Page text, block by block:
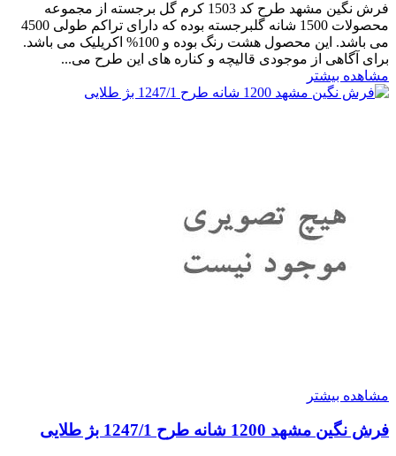
فرش نگین مشهد طرح کد 1503 کرم گل برجسته از مجموعه
محصولات 1500 شانه گلبرجسته بوده که دارای تراکم طولی 4500
می باشد. این محصول هشت رنگ بوده و 100% اکریلیک می باشد.
برای آگاهی از موجودی قالیچه و کناره های این طرح می...
مشاهده بیشتر
مشاهده بیشتر
فرش نگین مشهد 1200 شانه طرح 1247/1 بژ طلایی